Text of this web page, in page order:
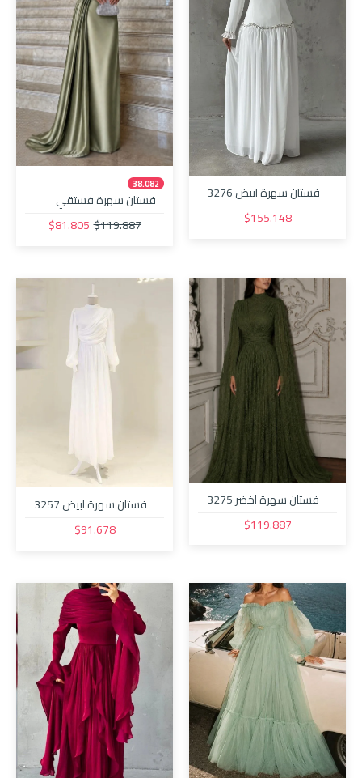
فستان سهرة ابيض 3276
$155.148
38.082
فستان سهرة فستقي
32511
$119.887
$81.805
فستان سهرة اخضر 3275
$119.887
فستان سهرة ابيض 3257
$91.678